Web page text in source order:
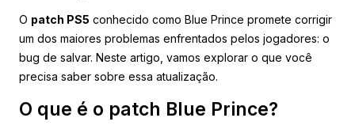
O patch PS5 conhecido como Blue Prince promete corrigir
um dos maiores problemas enfrentados pelos jogadores: o
bug de salvar. Neste artigo, vamos explorar o que você
precisa saber sobre essa atualização.
O que é o patch Blue Prince?